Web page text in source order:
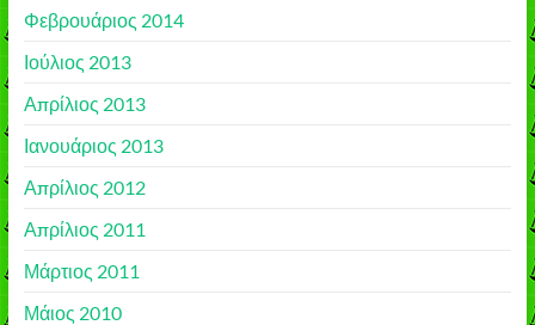
Φεβρουάριος 2014
Ιούλιος 2013
Απρίλιος 2013
Ιανουάριος 2013
Απρίλιος 2012
Απρίλιος 2011
Μάρτιος 2011
Μάιος 2010